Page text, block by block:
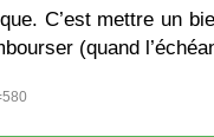
C’est mettre un
(quand